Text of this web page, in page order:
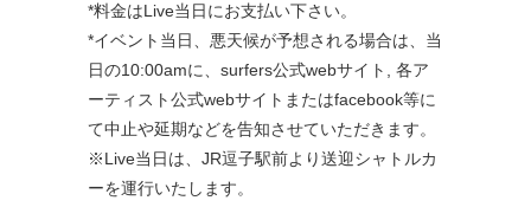
*料金はLive当日にお支払い下さい。
*イベント当日、悪天候が予想される場合は、当
日の10:00amに、surfers公式webサイト, 各ア
ーティスト公式webサイトまたはfacebook等に
て中 止や延期などを告知させていただきます。
※Live当日は、 JR逗子駅前より送迎シャトルカ
ーを運行いたします。